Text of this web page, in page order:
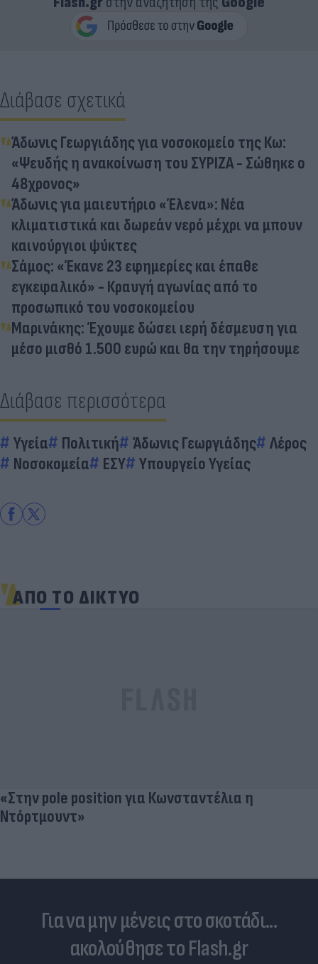
Διάβασε σχετικά
Άδωνις Γεωργιάδης για νοσοκομείο της Κω:
«Ψευδής η ανακοίνωση του ΣΥΡΙΖΑ - Σώθηκε ο
48χρονος»
Άδωνις για μαιευτήριο «Έλενα»: Νέα
κλιματιστικά και δωρεάν νερό μέχρι να μπουν
καινούργιοι ψύκτες
Σάμος: «Έκανε 23 εφημερίες και έπαθε
εγκεφαλικό» - Κραυγή αγωνίας από το
προσωπικό του νοσοκομείου
Μαρινάκης: Έχουμε δώσει ιερή δέσμευση για
μέσο μισθό 1.500 ευρώ και θα την τηρήσουμε
Διάβασε περισσότερα
Υγεία Πολιτική Άδωνις Γεωργιάδης
Λέρος
Νοσοκομεία
ΕΣΥ Υπουργείο Υγείας
ΑΠΟ ΤΟ ΔΙΚΤΥΟ
Για να μην μένεις στο σκοτάδι...
ακολούθησε το Flash.gr